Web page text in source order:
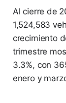
Al cierre de
1,524,583
crecimiento
trimestre
3.3%, con
enero y